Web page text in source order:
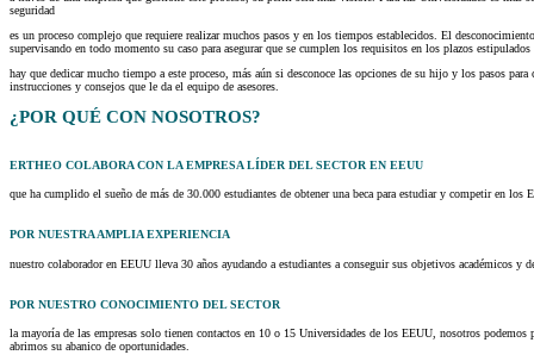
seguridad
es un proceso complejo que requiere realizar muchos pasos y en los tiempos establecidos. El
supervisando en todo momento su caso para asegurar que se cumplen los requisitos en los plazos
hay que dedicar mucho tiempo a este proceso, más aún si desconoce las opciones de su hijo y los pasos
instrucciones y consejos que le da el equipo de asesores.
¿POR QUÉ CON NOSOTROS?
ERTHEO COLABORA CON LA EMPRESA LÍDER DEL SECTOR EN EEUU
que ha cumplido el sueño de más de 30.000 estudiantes de obtener una beca para estudiar y competir en
POR NUESTRA AMPLIA EXPERIENCIA
nuestro colaborador en EEUU lleva 30 años ayudando a estudiantes a conseguir sus objetivos académicos
POR NUESTRO CONOCIMIENTO DEL SECTOR
la mayoría de las empresas solo tienen contactos en 10 o 15 Universidades de los EEUU, nosotros
abrimos su abanico de oportunidades.